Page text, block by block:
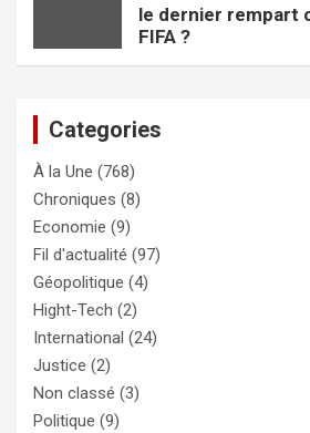
le dernier rempart
FIFA ?
Categories
À la Une (768)
Chroniques (8)
Economie (9)
Fil d'actualité (97)
Géopolitique (4)
Hight-Tech (2)
International (24)
Justice (2)
Non classé (3)
Politique (9)